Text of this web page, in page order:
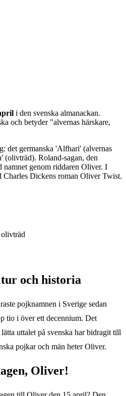
i den svenska almanackan.
och betyder "alvernas härskare,
det germanska 'Alfhari' (alvernas
(olivträd). Roland-sagan, den
namnet genom riddaren Oliver. I
Charles Dickens roman Oliver Twist.
olivträd
och historia
pojknamnen i Sverige sedan
tio i över ett decennium. Det
uttalet på svenska har bidragit till
pojkar och män heter Oliver.
Oliver!